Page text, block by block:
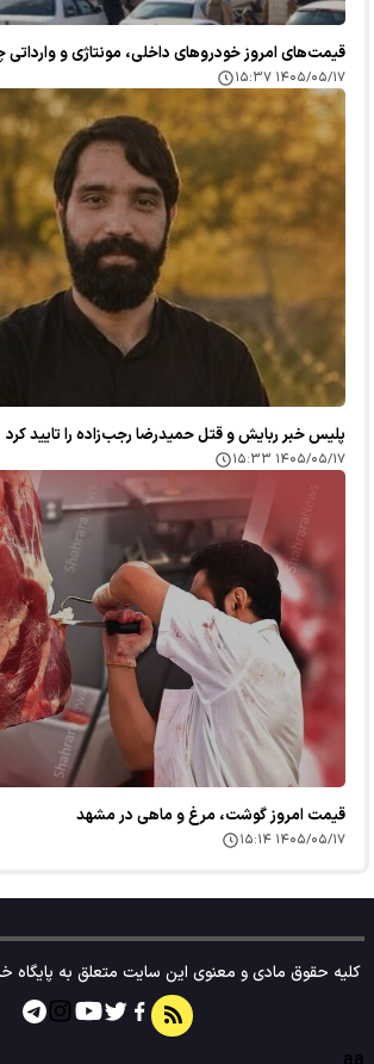
قیمت‌های امروز خودرو‌های داخلی، مونتاژی و
۱۴۰۵/۰۵/۱۷ ۱۵:۳۷
پلیس خبر ربایش و قتل حمیدرضا رجب‌زاده را تایید کرد
۱۴۰۵/۰۵/۱۷ ۱۵:۳۳
قیمت امروز گوشت، مرغ و ماهی در مشهد
۱۴۰۵/۰۵/۱۷ ۱۵:۱۴
کلیه حقوق مادی و معنوی این سایت متعلق به پایگاه